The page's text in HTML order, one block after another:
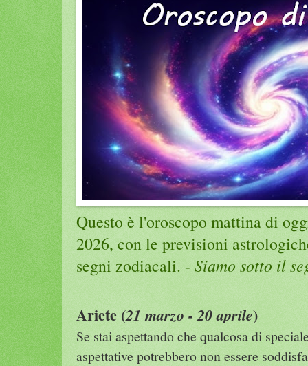
Questo è l'oroscopo mattina di
2026, con le previsioni
segni zodiacali. - Siamo sotto il
Ariete (21 marzo - 20 aprile)
Se stai aspettando che qualcosa di
aspettative potrebbero non essere